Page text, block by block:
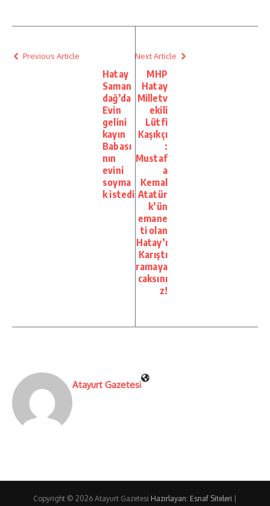
Previous Article
Hatay
Saman
dağ’da
Evin
gelini
kayın
Babası
nın
evini
soyma
k istedi
Next Article
MHP
Hatay
Milletv
ekili
Lütfi
Kaşıkçı
:
Mustaf
a
Kemal
Atatür
k’ün
emane
ti olan
Hatay’ı
Karıştı
ramaya
caksını
z!
Atayurt Gazetesi
Copyright © 2026 Atayurt Gazetesi Hazırlayan: Esnaf Siteleri